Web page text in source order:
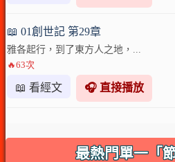
📖 01創世記 第29章
雅各起行，到了東方人之地，...
🔥63次
📖 看經文 🎧 直接播放
最熱門單一「